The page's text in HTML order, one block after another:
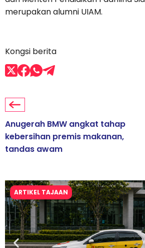
merupakan alumni UIAM.
Kongsi berita
Anugerah BMW angkat tahap
kebersihan premis makanan,
tandas awam
ARTIKEL TAJAAN